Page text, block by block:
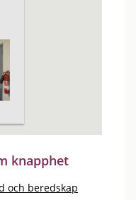
knapphet
och beredskap